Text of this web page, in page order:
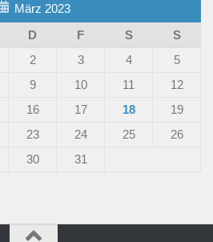
März 2023
D F S
S
2 3 4
5
9 10 11
12
16 17 18
19
23 24 25
26
30
31